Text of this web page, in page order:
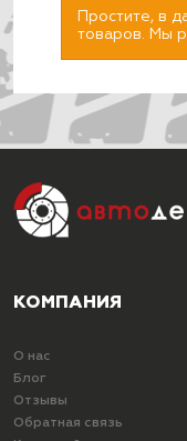
Простите, в
товаров. Мы
КОМПАНИЯ
О нас
Блог
Отзывы
Обратная связь